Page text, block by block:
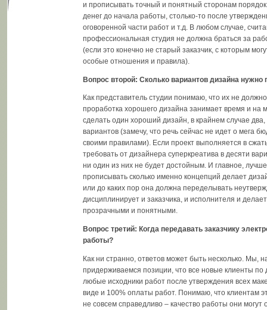
и прописывать точный и понятный сторонам
денег до начала работы, столько-то после
оговоренной части работ и т.д. В любом случае,
профессиональная студия не должна браться за
(если это конечно не старый заказчик, с которым
особые отношения и правила).
Вопрос второй: Сколько вариантов дизайна нужно
Как представитель студии понимаю, что их не
проработка хорошего дизайна занимает время и на
сделать один хороший дизайн, в крайнем случае два,
вариантов (замечу, что речь сейчас не идет о мега
своими правилами). Если проект выполняется в
требовать от дизайнера суперкреатива в десяти
ни один из них не будет достойным. И главное, лучше
прописывать сколько именно концепций делает
или до каких пор она должна переделывать
дисциплинирует и заказчика, и исполнителя и
прозрачными и понятными.
Вопрос третий: Когда передавать заказчику
работы?
Как ни странно, ответов может быть несколько. Мы,
придерживаемся позиции, что все новые клиенты по
любые исходники работ после утверждения всех
виде и 100% оплаты работ. Понимаю, что клиентам
не совсем справедливо – качество работы они могут